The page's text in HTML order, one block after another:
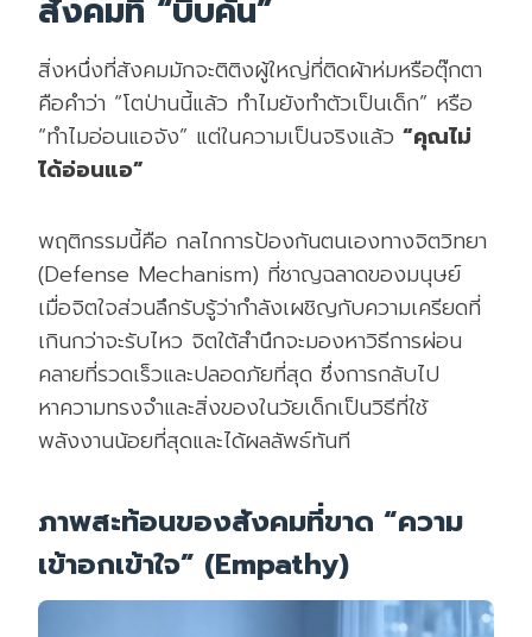
สังคมที่ “บีบคั้น”
สิ่งหนึ่งที่สังคมมักจะติติงผู้ใหญ่ที่ติดผ้าห่มหรือตุ๊กตา
คือคำว่า “โตป่านนี้แล้ว ทำไมยังทำตัวเป็นเด็ก” หรือ
“ทำไมอ่อนแอจัง” แต่ในความเป็นจริงแล้ว “คุณไม่
ได้อ่อนแอ”
พฤติกรรมนี้คือ กลไกการป้องกันตนเองทางจิตวิทยา
(Defense Mechanism) ที่ชาญฉลาดของมนุษย์
เมื่อจิตใจส่วนลึกรับรู้ว่ากำลังเผชิญกับความเครียดที่
เกินกว่าจะรับไหว จิตใต้สำนึกจะมองหาวิธีการผ่อน
คลายที่รวดเร็วและปลอดภัยที่สุด ซึ่งการกลับไป
หาความทรงจำและสิ่งของในวัยเด็กเป็นวิธีที่ใช้
พลังงานน้อยที่สุดและได้ผลลัพธ์ทันที
ภาพสะท้อนของสังคมที่ขาด “ความ
เข้าอกเข้าใจ” (Empathy)